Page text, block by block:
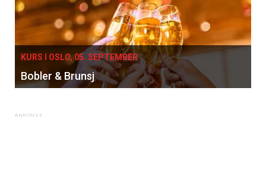
KURS I OSLO, 05. SEPTEMBER
Bobler & Brunsj